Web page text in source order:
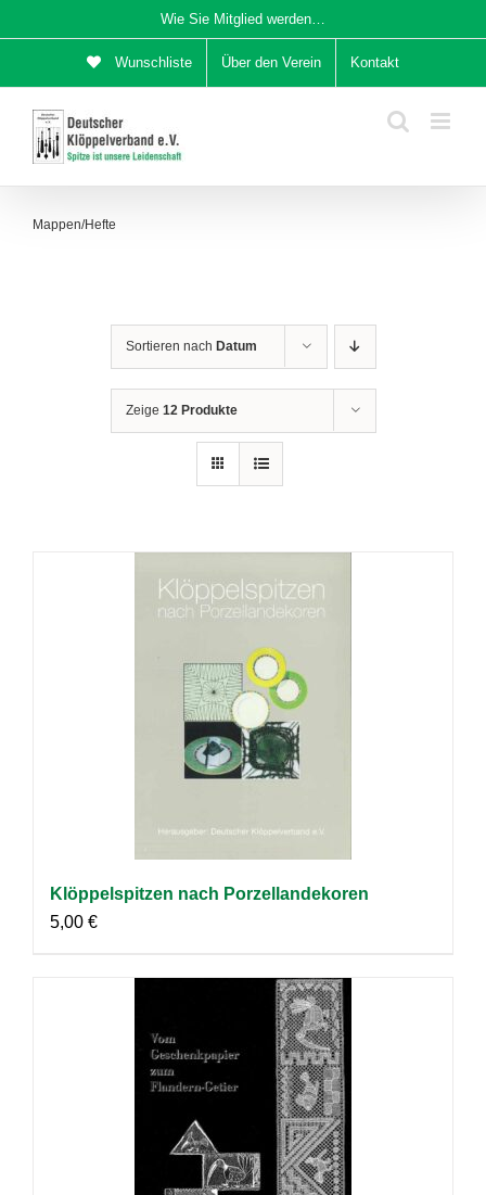
Inhalt
Wie Sie Mitglied werden…
Wunschliste Über den Verein Kontakt
Mappen/Hefte
Sortieren nach Datum
Zeige 12 Produkte
Klöppelspitzen nach Porzellandekoren
5,00 €